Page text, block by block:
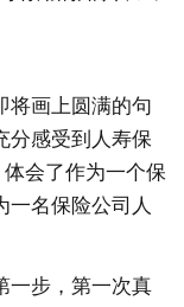
将画上圆满的句
分感受到人寿保
体会了作为一个保
一名保险公司人
一步，第一次真